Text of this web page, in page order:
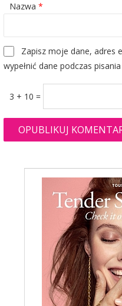
Nazwa*
Zapisz moje dane, adres
wypełnić dane podczas
3 + 10 =